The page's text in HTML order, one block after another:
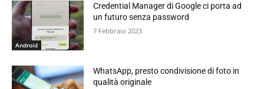
Android
Credential Manager di Google ci porta ad
un futuro senza password
7 Febbraio 2023
WhatsApp, presto condivisione di foto in
qualità originale